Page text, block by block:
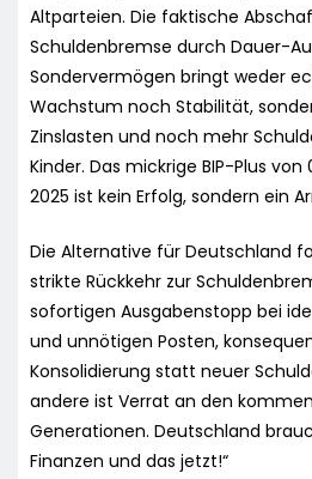
Altparteien. Die faktische
Schuldenbremse durch Dauer-
Sondervermögen bringt weder
Wachstum noch Stabilität,
Zinslasten und noch mehr
Kinder. Das mickrige BIP-Plus von
2025 ist kein Erfolg, sondern ein
Die Alternative für Deutschland
strikte Rückkehr zur
sofortigen Ausgabenstopp bei
und unnötigen Posten,
Konsolidierung statt neuer
andere ist Verrat an den
Generationen. Deutschland
Finanzen und das jetzt!“